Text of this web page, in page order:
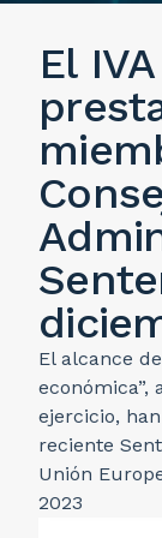
El
El alcance
económica”,
ejercicio,
reciente
Unión
2023